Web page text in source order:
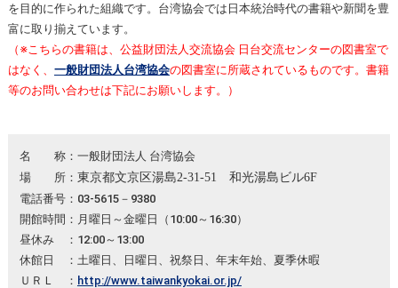
を目的に作られた組織です。台湾協会では日本統治時代の書籍や新聞を豊
富に取り揃えています。
（※こちらの書籍は、公益財団法人交流協会 日台交流センターの図書室で
はなく、 一般財団法人台湾協会の図書室に所蔵されているものです。書籍
等のお問い合わせは下記にお願いします。）
名 称：一般財団法人 台湾協会
場 所： 東京都文京区湯島2-31-51 和光湯島ビル6F
電話番号：03-5615－9380
開館時間：月曜日～金曜日（10:00～16:30）
昼休み ：12:00～13:00
休館日 ：土曜日、日曜日、祝祭日、年末年始、夏季休暇
ＵＲＬ ： http://www.taiwankyokai.or.jp/